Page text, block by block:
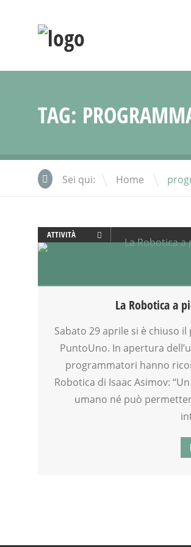
TAG:
Sei qui: Home \
ATTIVITÀ
CREATIVITÀ
ROBOTICA
SPAZIO
TECNOLOGIA
TEMPO LIBERO
La Robotica a
Sabato 29 aprile si è chiuso
PuntoUno. In apertura
programmatori hanno
Robotica di Isaac Asimov:
umano né può